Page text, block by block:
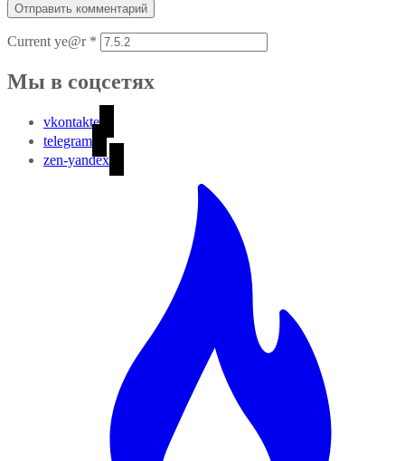
Current ye@r *
Мы в соцсетях
vkontakte
telegram
zen-yandex